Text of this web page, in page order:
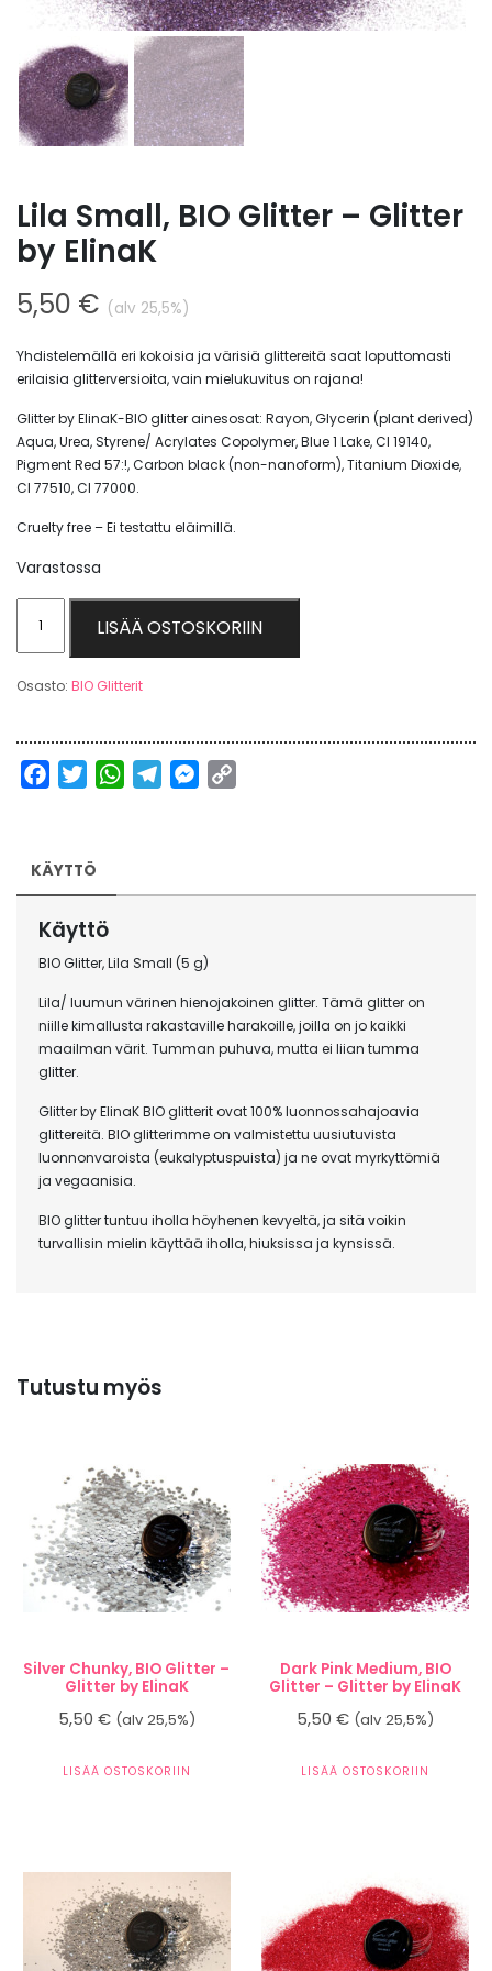
Lila Small, BIO Glitter – Glitter
by ElinaK
5,50 € (alv 25,5%)
Yhdistelemällä eri kokoisia ja värisiä glittereitä saat loputtomasti
erilaisia glitterversioita, vain mielukuvitus on rajana!
Glitter by ElinaK-BIO glitter ainesosat: Rayon, Glycerin (plant derived)
Aqua, Urea, Styrene/ Acrylates Copolymer, Blue 1 Lake, Cl 19140,
Pigment Red 57:!, Carbon black (non-nanoform), Titanium Dioxide,
Cl 77510, Cl 77000.
Cruelty free – Ei testattu eläimillä.
Varastossa
Glitter
by
LISÄÄ OSTOSKORIIN
Osasto: BIO Glitterit
FacebookTwitterWhatsAppTelegramMessenger
KÄYTTÖ
Käyttö
BIO Glitter, Lila Small (5 g)
Lila/ luumun värinen hienojakoinen glitter. Tämä glitter on
niille kimallusta rakastaville harakoille, joilla on jo kaikki
maailman värit. Tumman puhuva, mutta ei liian tumma
glitter.
Glitter by ElinaK BIO glitterit ovat 100% luonnossahajoavia
glittereitä. BIO glitterimme on valmistettu uusiutuvista
luonnonvaroista (eukalyptuspuista) ja ne ovat myrkyttömiä
ja vegaanisia.
BIO glitter tuntuu iholla höyhenen kevyeltä, ja sitä voikin
turvallisin mielin käyttää iholla, hiuksissa ja kynsissä.
Tutustu myös
Silver Chunky, BIO Glitter –
Glitter by ElinaK
5,50 € (alv 25,5%)
LISÄÄ OSTOSKORIIN
Dark Pink Medium, BIO
Glitter – Glitter by ElinaK
5,50€ (alv 25,5%)
LISÄÄ OSTOSKORIIN